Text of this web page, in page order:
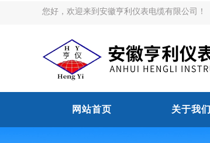
您好，欢迎来到安徽亨利仪表电缆有限公司！
网站首页 关于我们